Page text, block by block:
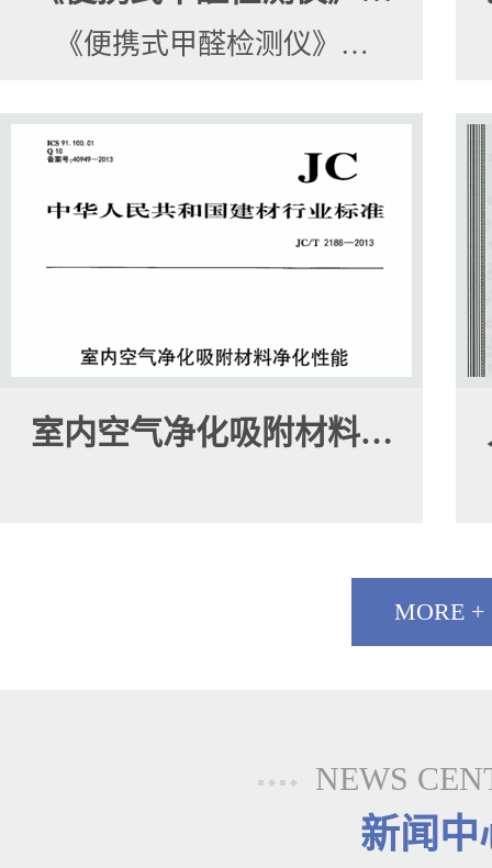
《便携式甲醛检测仪》…
室内空气净化吸附材料…
MORE +
NEWS
新闻中